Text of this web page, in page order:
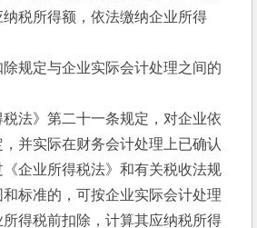
税所得额，依法缴纳企业所得
定与企业实际会计处理之间的
》第二十一条规定，对企业依
并实际在财务会计处理上已确认
企业所得税法》和有关税收法规
标准的，可按企业实际会计处理
得税前扣除，计算其应纳税所得